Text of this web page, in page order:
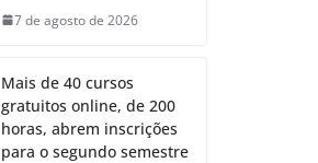
7 de agosto de 2026
Mais de 40 cursos
gratuitos online, de 200
horas, abrem inscrições
para o segundo semestre